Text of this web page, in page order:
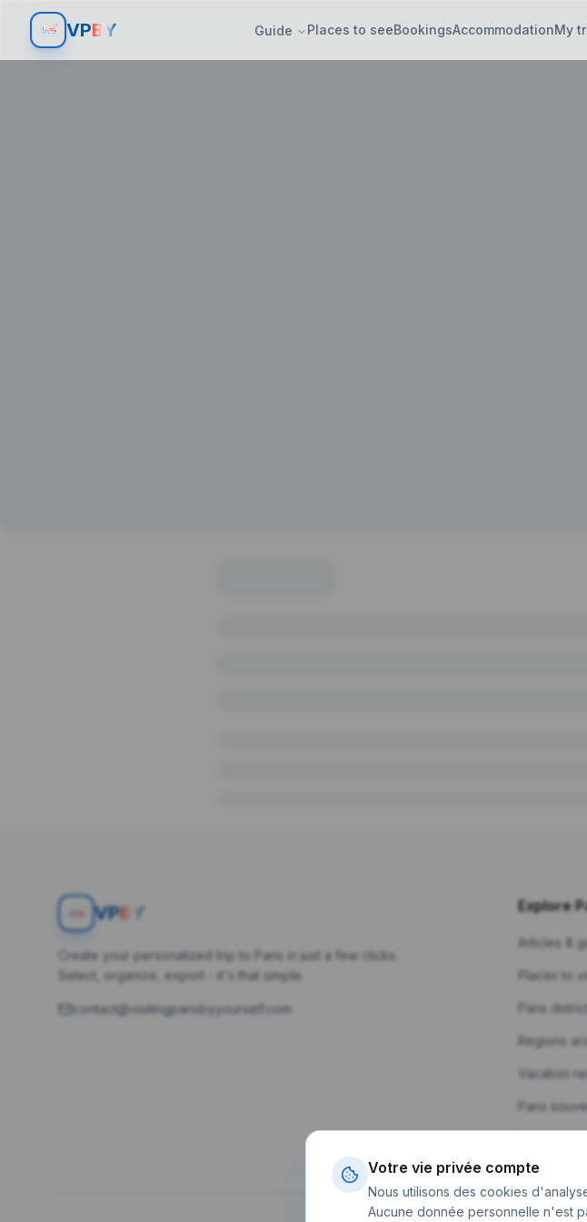
VPBY Guide Places to seeBookingsAccommodationMy
Aller au contenu
VPBY
Create your personalized trip to Paris in just a few clicks.
Select, organize, export - it's that simple.
contact@visitingparisbyyourself.com
Explore
Articles &
Places to
Paris
Regions
Vacation
Paris
Votre vie privée compte
Nous utilisons des cookies
Aucune donnée personnelle n'est